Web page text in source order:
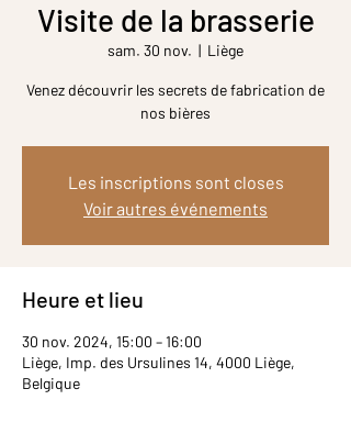
Visite de la brasserie
sam. 30 nov.
  |
Liège
Venez découvrir les secrets de fabrication de
nos bières
Les inscriptions sont closes
Voir autres événements
Heure et lieu
30 nov. 2024, 15:00 – 16:00
Liège, Imp. des Ursulines 14, 4000 Liège,
Belgique